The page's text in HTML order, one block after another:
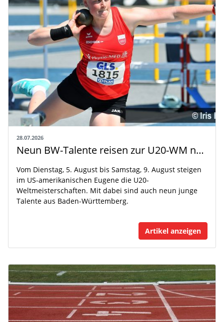
28.07.2026
Neun BW-Talente reisen zur U20-WM nach Eugene
Vom Dienstag, 5. August bis Samstag, 9. August steigen
im US-amerikanischen Eugene die U20-
Weltmeisterschaften. Mit dabei sind auch neun junge
Talente aus Baden-Württemberg.
Artikel anzeigen